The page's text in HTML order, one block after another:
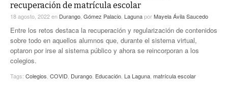
recuperación de matrícula escolar
18 agosto, 2022en Durango, Gómez Palacio, LagunaporMayela Ávila Saucedo
Entre los retos destaca la recuperación y regularización de contenidos
sobre todo en aquellos alumnos que, durante el sistema virtual,
optaron por irse al sistema público y ahora se reincorporan a los
colegios.
Tags: Colegios, COVID, Durango, Educación, La Laguna, matrícula escolar